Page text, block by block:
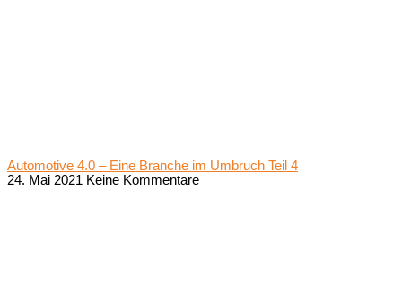
Automotive 4.0 – Eine Branche im Umbruch Teil 4
24. Mai 2021 Keine Kommentare